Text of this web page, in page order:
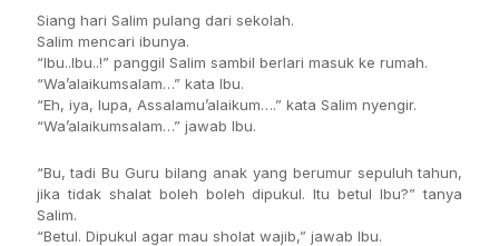
Siang hari Salim pulang dari sekolah.
Salim mencari ibunya.
“Ibu..Ibu..!” panggil Salim sambil berlari masuk ke rumah.
“Wa’alaikumsalam…” kata Ibu.
“Eh, iya, lupa, Assalamu’alaikum….” kata Salim nyengir.
“Wa’alaikumsalam…” jawab Ibu.
“Bu, tadi Bu Guru bilang anak yang berumur sepuluh tahun,
jika tidak shalat boleh boleh dipukul. Itu betul Ibu?” tanya
Salim.
“Betul. Dipukul agar mau sholat wajib,” jawab Ibu.